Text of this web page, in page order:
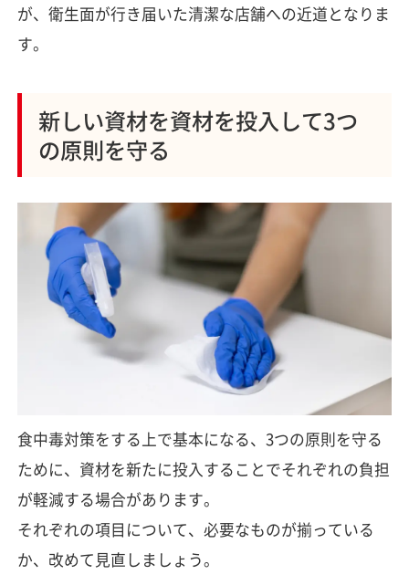
が、衛生面が行き届いた清潔な店舗への近道となりま
す。
新しい資材を資材を投入して3つ
の原則を守る
食中毒対策をする上で基本になる、3つの原則を守る
ために、資材を新たに投入することでそれぞれの負担
が軽減する場合があります。
それぞれの項目について、必要なものが揃っている
か、改めて見直しましょう。